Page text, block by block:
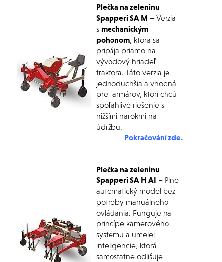
Plečka na zeleninu
Spapperi SA M – Verzia
s mechanickým
pohonom, ktorá sa
pripája priamo na
vývodový hriadeľ
traktora. Táto verzia je
jednoduchšia a vhodná
pre farmárov, ktorí chcú
spoľahlivé riešenie s
nižšími nárokmi na
údržbu.
Pokračování zde.
Plečka na zeleninu
Spapperi SA H AI – Plne
automatický model bez
potreby manuálneho
ovládania. Funguje na
princípe kamerového
systému a umelej
inteligencie, ktorá
samostatne odlišuje